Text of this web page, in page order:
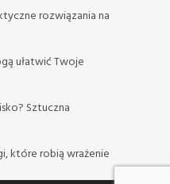
rozwiązania na
ułatwić Twoje
Sztuczna
które robią wrażenie